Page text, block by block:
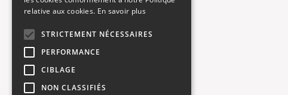
Mentions légales
relative aux cookies. En savoir plus
STRICTEMENT NÉCESSAIRES
PERFORMANCE
CIBLAGE
NON CLASSIFIÉS